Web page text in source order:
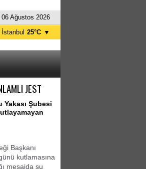
06 Ağustos 2026
İstanbul 25°C ▼
JEST
Şubesi
Başkanı
kutlamasına
mesajda şu